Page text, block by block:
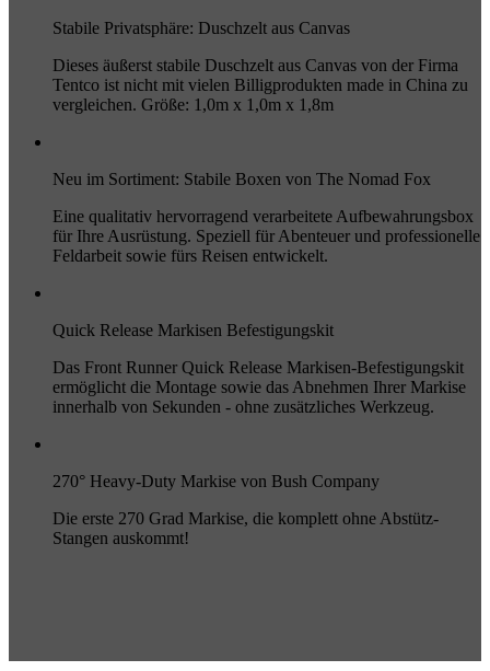
Stabile Privatsphäre: Duschzelt aus Canvas
Dieses äußerst stabile Duschzelt aus Canvas von der Firma
Tentco ist nicht mit vielen Billigprodukten made in China zu
vergleichen. Größe: 1,0m x 1,0m x 1,8m
Neu im Sortiment: Stabile Boxen von The Nomad Fox
Eine qualitativ hervorragend verarbeitete Aufbewahrungsbox
für Ihre Ausrüstung. Speziell für Abenteuer und professionelle
Feldarbeit sowie fürs Reisen entwickelt.
Quick Release Markisen Befestigungskit
Das Front Runner Quick Release Markisen-Befestigungskit
ermöglicht die Montage sowie das Abnehmen Ihrer Markise
innerhalb von Sekunden - ohne zusätzliches Werkzeug.
270° Heavy-Duty Markise von Bush Company
Die erste 270 Grad Markise, die komplett ohne Abstütz-
Stangen auskommt!